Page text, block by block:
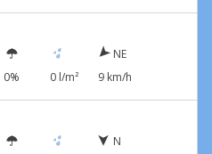
0% 0 l/m²
NE
9 km/h
N